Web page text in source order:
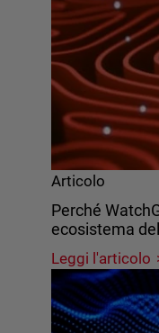
Articolo
Perché
ecosistema
Leggi l'articolo